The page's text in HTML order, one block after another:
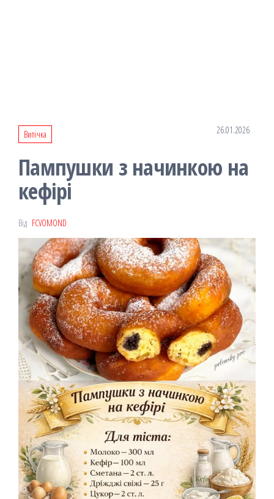
Випічка 26.01.2026
Пампушки з начинкою на
кефірі
Від FCVOMOND